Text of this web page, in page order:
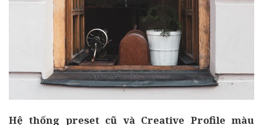
Hệ thống preset cũ và Creative Profile màu